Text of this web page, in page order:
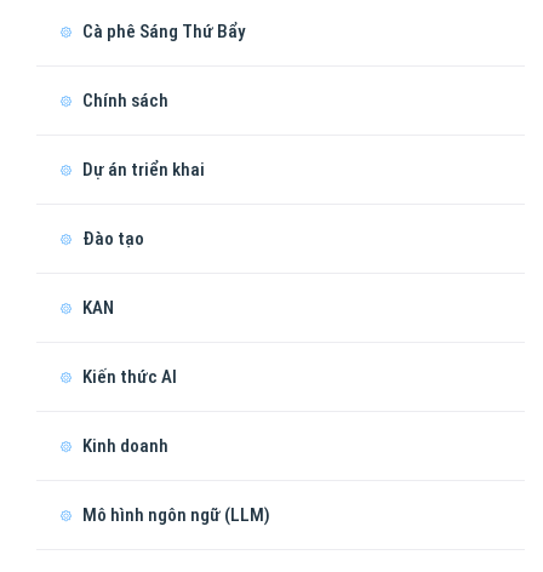
Cà phê Sáng Thứ Bẩy
Chính sách
Dự án triển khai
Đào tạo
KAN
Kiến thức AI
Kinh doanh
Mô hình ngôn ngữ (LLM)